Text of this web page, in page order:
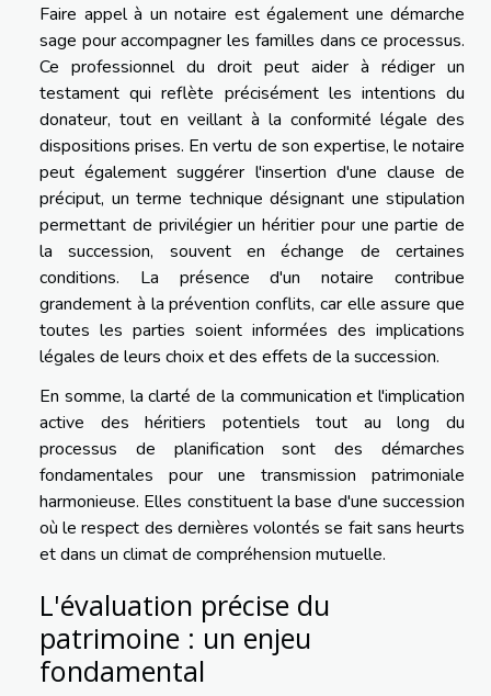
Faire appel à un notaire est également une démarche
sage pour accompagner les familles dans ce processus.
Ce professionnel du droit peut aider à rédiger un
testament qui reflète précisément les intentions du
donateur, tout en veillant à la conformité légale des
dispositions prises. En vertu de son expertise, le notaire
peut également suggérer l'insertion d'une clause de
préciput, un terme technique désignant une stipulation
permettant de privilégier un héritier pour une partie de
la succession, souvent en échange de certaines
conditions. La présence d'un notaire contribue
grandement à la prévention conflits, car elle assure que
toutes les parties soient informées des implications
légales de leurs choix et des effets de la succession.
En somme, la clarté de la communication et l'implication
active des héritiers potentiels tout au long du
processus de planification sont des démarches
fondamentales pour une transmission patrimoniale
harmonieuse. Elles constituent la base d'une succession
où le respect des dernières volontés se fait sans heurts
et dans un climat de compréhension mutuelle.
L'évaluation précise du
patrimoine : un enjeu
fondamental